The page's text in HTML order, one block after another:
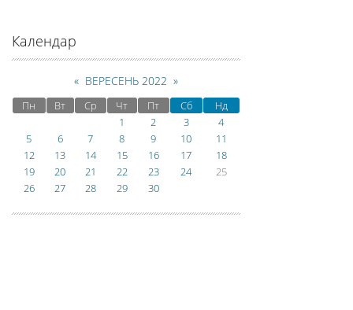
Календар
« ВЕРЕСЕНЬ 2022 »
Пн Вт Ср Чт Пт Сб
Нд
1
2 3
4
5
6 7 8 9 10
11
12
13 14 15 16 17
18
19
20 21 22 23 24
25
26
27 28 29 30